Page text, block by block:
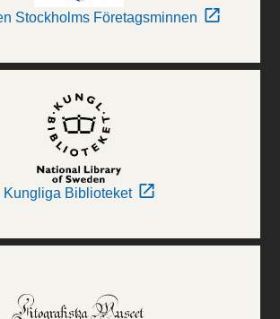
Stockholms Företagsminnen
Kungliga Biblioteket